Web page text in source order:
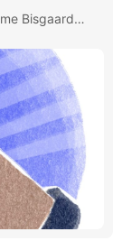
📚
historier
Bisgaard Munk